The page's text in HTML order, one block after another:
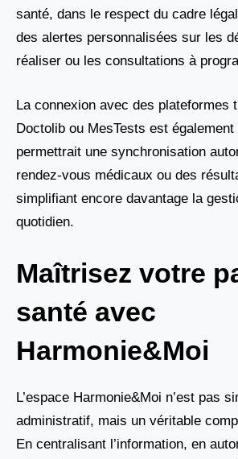
santé, dans le respect du cadre
des alertes personnalisées sur les
réaliser ou les consultations à
La connexion avec des plateformes
Doctolib ou MesTests est
permettrait une synchronisation
rendez-vous médicaux ou des
simplifiant encore davantage la
quotidien.
Maîtrisez votre
santé avec
Harmonie&Moi
L’espace Harmonie&Moi n’est pas
administratif, mais un véritable
En centralisant l’information, en